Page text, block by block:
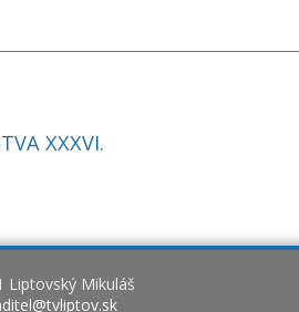
XXXVI.
Liptovský Mikuláš